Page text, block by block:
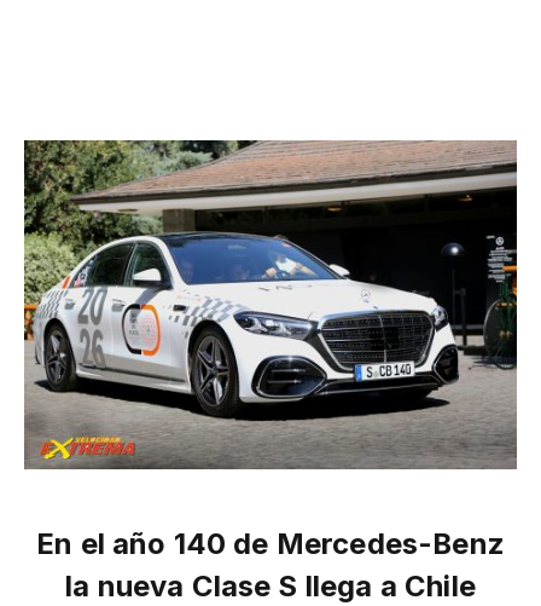
En el año 140 de Mercedes-Benz
la nueva Clase S llega a Chile